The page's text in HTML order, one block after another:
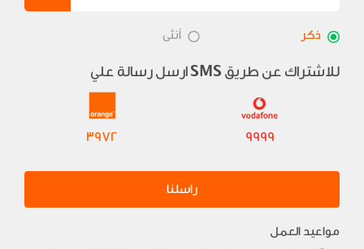
ذكر أنثى
للاشتراك عن طريق SMS ارسل رسالة علي
9999
3972
راسلنا
مواعيد العمل